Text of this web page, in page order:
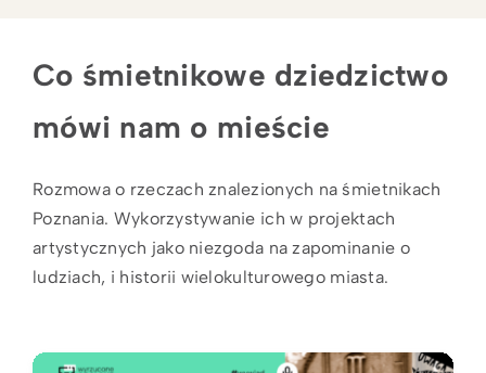
Co śmietnikowe dziedzictwo
mówi nam o mieście
Rozmowa o rzeczach znalezionych na śmietnikach
Poznania. Wykorzystywanie ich w projektach
artystycznych jako niezgoda na zapominanie o
ludziach, i historii wielokulturowego miasta.